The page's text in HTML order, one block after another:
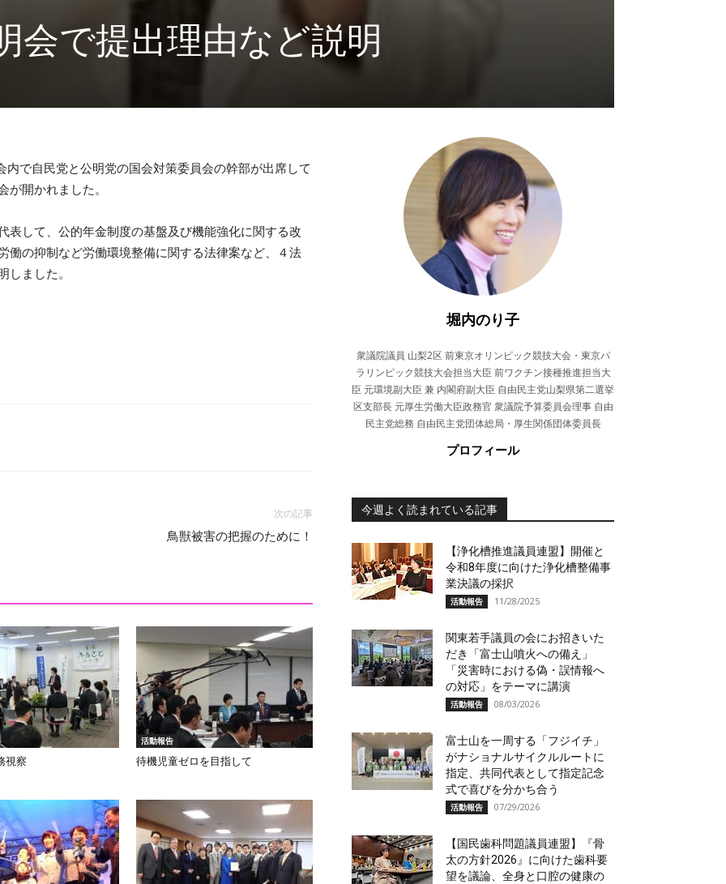
会で提出理由など説明
内で自民党と公明党の国会対策委員会の幹部が出席して
が開かれました。
表して、公的年金制度の基盤及び機能強化に関する改
働の抑制など労働環境整備に関する法律案など、４法
しました。
次の記事
鳥獣被害の把握のために！
視察
活動報告
待機児童ゼロを目指して
堀内のり子
衆議院議員 山梨2区 前東京オリンピック競技大会・東京パ
ラリンピック競技大会担当大臣 前ワクチン接種推進担当大
臣 元環境副大臣 兼 内閣府副大臣 自由民主党山梨県第二選挙
区支部長 元厚生労働大臣政務官 衆議院予算委員会理事 自由
民主党総務 自由民主党団体総局・厚生関係団体委員長
プロフィール
今週よく読まれている記事
【浄化槽推進議員連盟】開催と
令和8年度に向けた浄化槽整備事
業決議の採択
活動報告 11/28/2025
関東若手議員の会にお招きいた
だき「富士山噴火への備え」
「災害時における偽・誤情報へ
の対応」をテーマに講演
活動報告 08/03/2026
富士山を一周する「フジイチ」
がナショナルサイクルルートに
指定、共同代表として指定記念
式で喜びを分かち合う
活動報告 07/29/2026
【国民歯科問題議員連盟】『骨
太の方針2026』に向けた歯科要
望を議論、全身と口腔の健康の